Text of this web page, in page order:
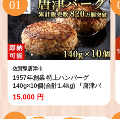
佐賀県唐津市
1957年創業 特上ハンバーグ
140g×10個(合計1.4kg) 「唐津バ
ーグ」商標登録済!! 冷凍真空パッ
ク 惣菜
15,000 円